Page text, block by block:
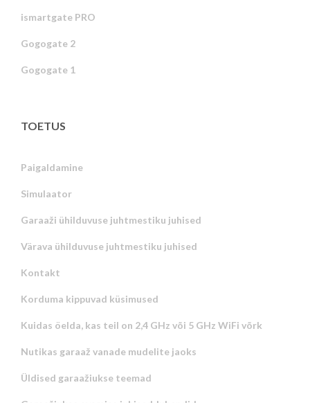
ismartgate PRO
Gogogate 2
Gogogate 1
TOETUS
Paigaldamine
Simulaator
Garaaži ühilduvuse juhtmestiku juhised
Värava ühilduvuse juhtmestiku juhised
Kontakt
Korduma kippuvad küsimused
Kuidas öelda, kas teil on 2,4 GHz või 5 GHz WiFi võrk
Nutikas garaaž vanade mudelite jaoks
Üldised garaažiukse teemad